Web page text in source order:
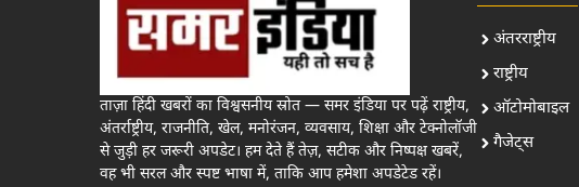
ताज़ा हिंदी खबरों का विश्वसनीय स्रोत — समर इंडिया पर पढ़ें राष्ट्रीय,
अंतर्राष्ट्रीय, राजनीति, खेल, मनोरंजन, व्यवसाय, शिक्षा और टेक्नोलॉजी
से जुड़ी हर जरूरी अपडेट। हम देते हैं तेज़, सटीक और निष्पक्ष खबरें,
वह भी सरल और स्पष्ट भाषा में, ताकि आप हमेशा अपडेटेड रहें।
अंतरराष्ट्रीय
राष्ट्रीय
ऑटोमोबाइल
गैजेट्स